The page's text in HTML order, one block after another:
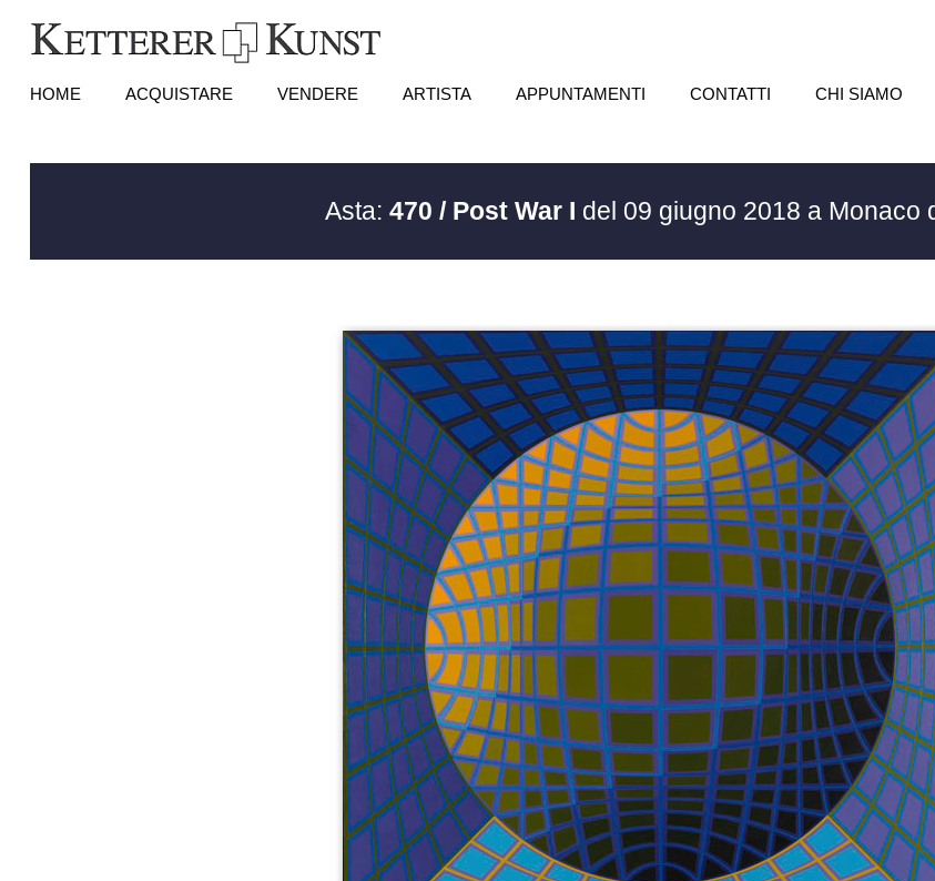
HOME ACQUISTARE VENDERE ARTISTA APPUNTAMENTI CONTATTI CHI SIAMO
Asta: 470 / Post War I del 09 giugno 2018 a Monaco